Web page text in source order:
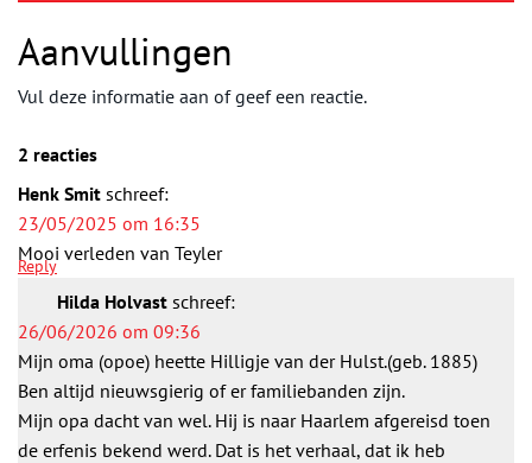
Aanvullingen
Vul deze informatie aan of geef een reactie.
2 reacties
Henk Smit schreef:
23/05/2025 om 16:35
Mooi verleden van Teyler
Reply
Hilda Holvast schreef:
26/06/2026 om 09:36
Mijn oma (opoe) heette Hilligje van der Hulst.(geb. 1885)
Ben altijd nieuwsgierig of er familiebanden zijn.
Mijn opa dacht van wel. Hij is naar Haarlem afgereisd toen
de erfenis bekend werd. Dat is het verhaal, dat ik heb